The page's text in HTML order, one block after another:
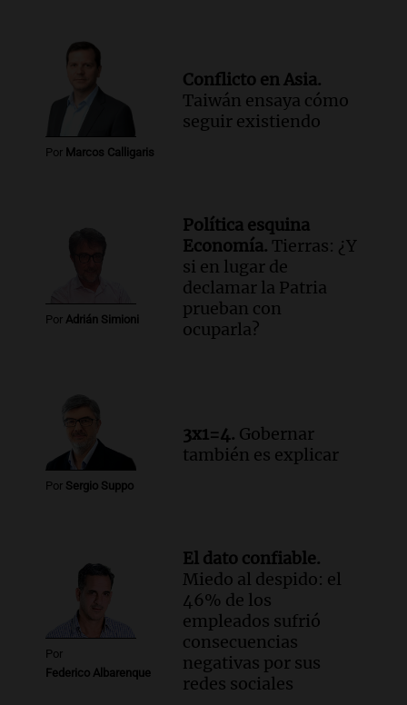
Por Marcos Calligaris
Conflicto en Asia.
Taiwán ensaya cómo
seguir existiendo
Por Adrián Simioni
Política esquina
Economía. Tierras: ¿Y
si en lugar de
declamar la Patria
prueban con
ocuparla?
Por Sergio Suppo
3x1=4. Gobernar
también es explicar
Por
Federico Albarenque
El dato confiable.
Miedo al despido: el
46% de los
empleados sufrió
consecuencias
negativas por sus
redes sociales